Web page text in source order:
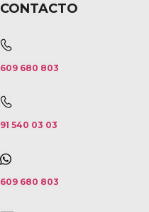
CONTACTO
609 680 803
91 540 03 03
609 680 803